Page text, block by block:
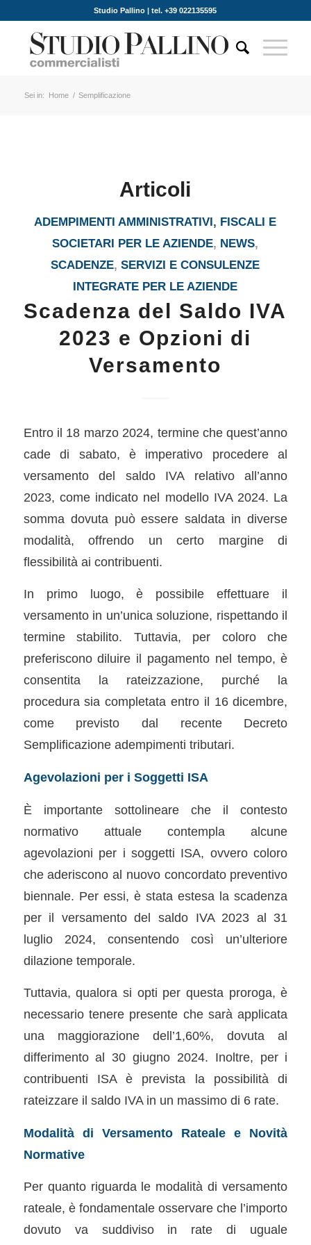
Studio Pallino | tel. +39 022135595
Sei in: Home / Semplificazione
Articoli
ADEMPIMENTI AMMINISTRATIVI, FISCALI E
SOCIETARI PER LE AZIENDE, NEWS,
SCADENZE,SERVIZI E CONSULENZE
INTEGRATE PER LE AZIENDE
Scadenza del Saldo IVA
2023 e Opzioni di
Versamento
Entro il 18 marzo 2024, termine che quest’anno
cade di sabato, è imperativo procedere al
versamento del saldo IVA relativo all’anno
2023, come indicato nel modello IVA 2024. La
somma dovuta può essere saldata in diverse
modalità, offrendo un certo margine di
flessibilità ai contribuenti.
In primo luogo, è possibile effettuare il
versamento in un’unica soluzione, rispettando il
termine stabilito. Tuttavia, per coloro che
preferiscono diluire il pagamento nel tempo, è
consentita la rateizzazione, purché la
procedura sia completata entro il 16 dicembre,
come previsto dal recente Decreto
Semplificazione adempimenti tributari.
Agevolazioni per i Soggetti ISA
È importante sottolineare che il contesto
normativo attuale contempla alcune
agevolazioni per i soggetti ISA, ovvero coloro
che aderiscono al nuovo concordato preventivo
biennale. Per essi, è stata estesa la scadenza
per il versamento del saldo IVA 2023 al 31
luglio 2024, consentendo così un’ulteriore
dilazione temporale.
Tuttavia, qualora si opti per questa proroga, è
necessario tenere presente che sarà applicata
una maggiorazione dell’1,60%, dovuta al
differimento al 30 giugno 2024. Inoltre, per i
contribuenti ISA è prevista la possibilità di
rateizzare il saldo IVA in un massimo di 6 rate.
Modalità di Versamento Rateale e Novità
Normative
Per quanto riguarda le modalità di versamento
rateale, è fondamentale osservare che l’importo
dovuto va suddiviso in rate di uguale